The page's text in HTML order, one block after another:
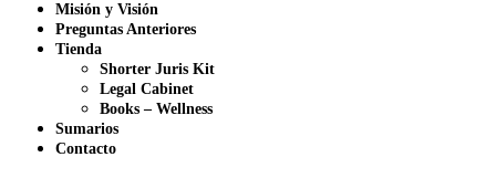
Misión y Visión
Preguntas Anteriores
Tienda
Shorter Juris Kit
Legal Cabinet
Books – Wellness
Sumarios
Contacto